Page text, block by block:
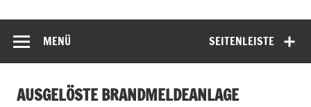
SEITENLEISTE
MENÜ
AUSGELÖSTE BRANDMELDEANLAGE